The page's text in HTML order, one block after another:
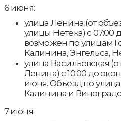
6 июня:
улица Ленина (от
улицы Нетёка) с 07:00
возможен по улицам
Калинина, Энгельса,
улица Васильевская
Ленина) с 10:00 до
июня. Объезд по
Калинина и
7 июня: